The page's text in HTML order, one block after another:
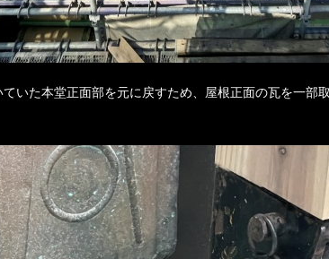
いた本堂正面部を元に戻すため、屋根正面の瓦を一部